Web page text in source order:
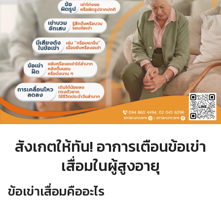
สังเกตให้ทัน! อาการเตือนข้อเข่า
เสื่อมในผู้สูงอายุ
ข้อเข่าเสื่อมคืออะไร